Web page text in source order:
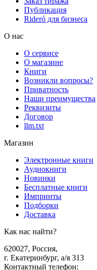
Публикация
Rideró для бизнеса
О нас
О сервисе
О магазине
Книги
Возникли вопросы?
Приватность
Наши преимущества
Реквизиты
Договор
llm.txt
Магазин
Электронные книги
Аудиокниги
Новинки
Бесплатные книги
Импринты
Подборки
Доставка
Как нас найти?
620027, Россия,
г. Екатеринбург, а/я 313
Контактный телефон: